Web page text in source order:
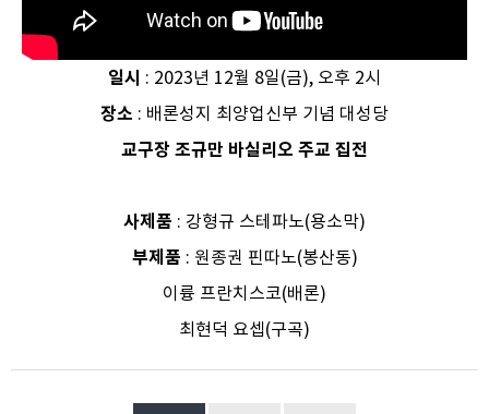
일시 : 2023년 12월 8일(금), 오후 2시
장소 : 배론성지 최양업신부 기념 대성당
교구장 조규만 바실리오 주교 집전
사제품 : 강형규 스테파노(용소막)
부제품 : 원종권 핀따노(봉산동)
이륭 프란치스코(배론)
최현덕 요셉(구곡)